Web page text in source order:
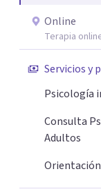
Online
Terapia
Servicios y
Psicología
Consulta
Adultos